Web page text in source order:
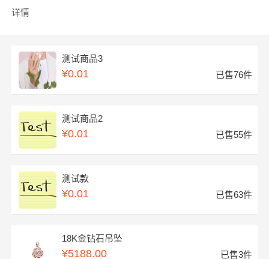
详情
测试商品3
¥0.01 已售76件
测试商品2
¥0.01 已售55件
测试款
¥0.01 已售63件
18K金钻石吊坠
¥5188.00 已售3件